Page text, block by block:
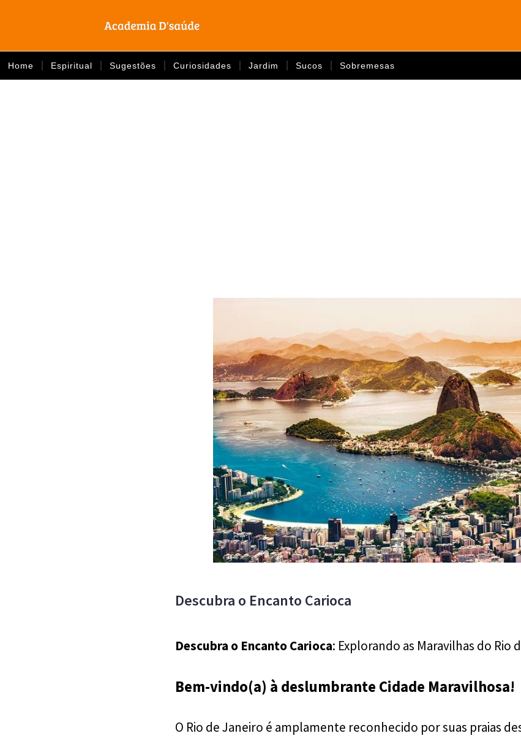
Home Espiritual Sugestões Curiosidades Jardim Sucos Sobremesas
Descubra o Encanto Carioca
Descubra o Encanto Carioca: Explorando as Maravilhas do Rio
Bem-vindo(a) à deslumbrante Cidade Maravilhosa!
O Rio de Janeiro é amplamente reconhecido por suas praias